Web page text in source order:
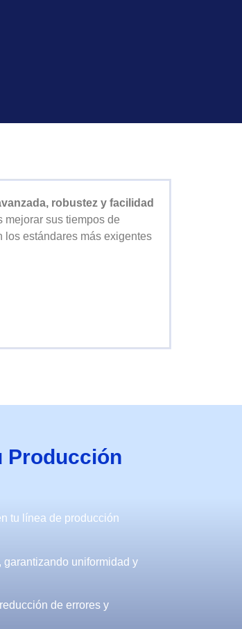
robustez y facilidad
mejorar sus tiempos de
los estándares más exigentes
Producción
tu línea de producción
garantizando uniformidad y
de errores y